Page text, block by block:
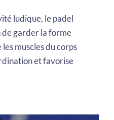
ludique, le padel
de garder la forme
muscles du corps
et favorise